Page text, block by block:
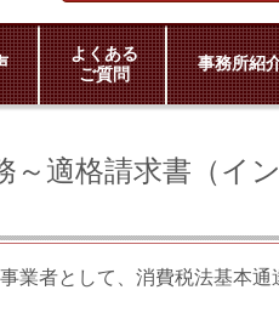
よくある
ご質問
事務所紹
～適格請求書（イ
業者として、消費税法基本通